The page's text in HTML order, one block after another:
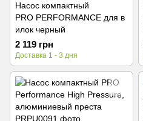
Насос компактный
PRO PERFORMANCE для в
илок черный
2 119 грн
Доставка 1 - 3 дня